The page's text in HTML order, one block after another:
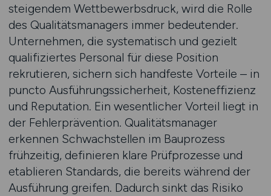
steigendem Wettbewerbsdruck, wird die Rolle
des Qualitätsmanagers immer bedeutender.
Unternehmen, die systematisch und gezielt
qualifiziertes Personal für diese Position
rekrutieren, sichern sich handfeste Vorteile – in
puncto Ausführungssicherheit, Kosteneffizienz
und Reputation. Ein wesentlicher Vorteil liegt in
der Fehlerprävention. Qualitätsmanager
erkennen Schwachstellen im Bauprozess
frühzeitig, definieren klare Prüfprozesse und
etablieren Standards, die bereits während der
Ausführung greifen. Dadurch sinkt das Risiko